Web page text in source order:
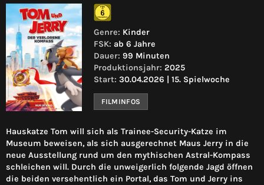
Genre: Kinder
FSK: ab 6 Jahre
Dauer: 99 Minuten
Produktionsjahr: 2025
Start: 30.04.2026 | 15. Spielwoche
FILMINFOS
Hauskatze Tom will sich als Trainee-Security-Katze im
Museum beweisen, als sich ausgerechnet Maus Jerry in die
neue Ausstellung rund um den mythischen Astral-Kompass
schleichen will. Durch die unweigerlich folgende Jagd öffnen
die beiden versehentlich ein Portal, das Tom und Jerry ins